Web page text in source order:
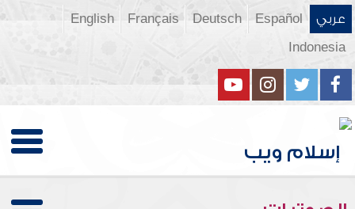
عربي Español
Deutsch
Français
English
Indonesia